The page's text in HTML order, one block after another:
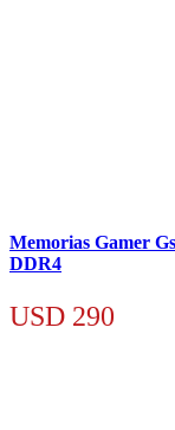
Memorias Gamer
DDR4
USD 290